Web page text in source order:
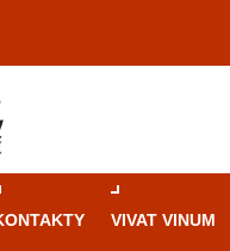
VIVAT VINUM